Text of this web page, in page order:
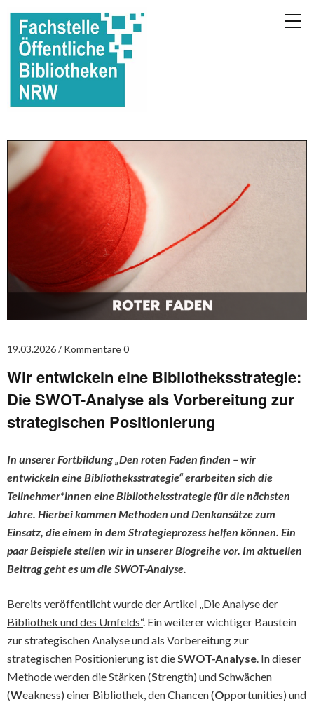
19.03.2026 Kommentare 0
Wir entwickeln eine Bibliotheksstrategie:
Die SWOT-Analyse als Vorbereitung zur
strategischen Positionierung
In unserer Fortbildung „Den roten Faden finden – wir
entwickeln eine Bibliotheksstrategie“ erarbeiten sich die
Teilnehmer*innen eine Bibliotheksstrategie für die nächsten
Jahre. Hierbei kommen Methoden und Denkansätze zum
Einsatz, die einem in dem Strategieprozess helfen können. Ein
paar Beispiele stellen wir in unserer Blogreihe vor. Im aktuellen
Beitrag geht es um die SWOT-Analyse.
Bereits veröffentlicht wurde der Artikel „Die Analyse der
Bibliothek und des Umfelds“. Ein weiterer wichtiger Baustein
zur strategischen Analyse und als Vorbereitung zur
strategischen Positionierung ist dieSWOT-Analyse. In dieser
Methode werden die Stärken (Strength) und Schwächen
(Weakness) einer Bibliothek, den Chancen (Opportunities) und